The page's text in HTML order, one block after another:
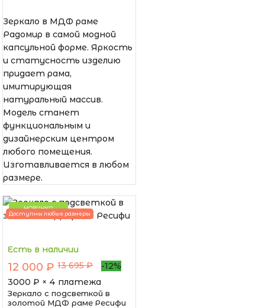
Зеркало в МДФ раме
Радомир в самой модной
капсульной форме. Яркость
и статусность изделию
придает рама,
имитирующая
натуральный массив.
Модель станет
функциональным и
дизайнерским центром
любого помещения.
Изготавливается в любом
размере.
НОВИНКА
Доступны любые размеры
Есть в наличии
12 000 ₽ 13 695 ₽
-12%
3000 ₽ × 4 платежа
Зеркало с подсветкой в
золотой МДФ раме Ресифи